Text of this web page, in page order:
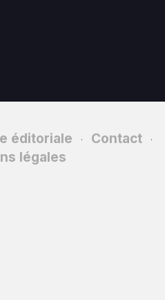
éditoriale · Contact ·
légales